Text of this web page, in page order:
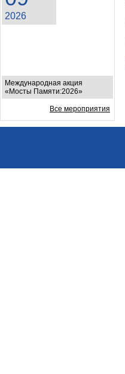
2026
Международная акция
«Мосты Памяти:2026»
Все мероприятия